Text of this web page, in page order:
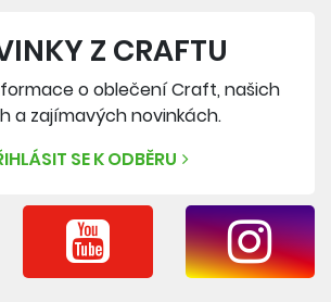
Z CRAFTU
o oblečení Craft, našich
a zajímavých novinkách.
SE K ODBĚRU